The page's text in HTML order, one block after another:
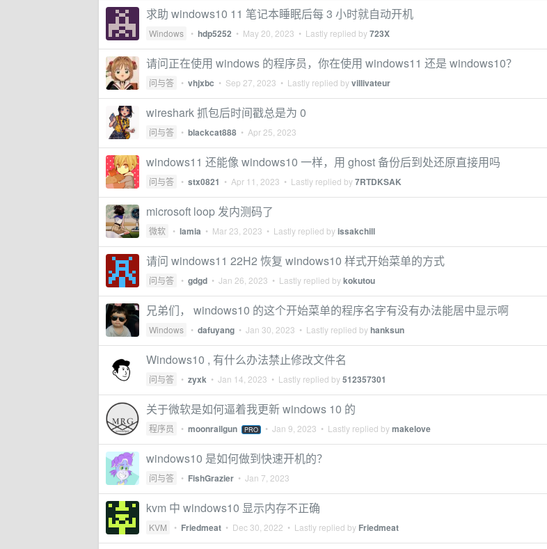
求助 windows10 11 笔记本睡眠后每 3 小时就自动开机
Windows • hdp5252 • May 20, 2023 • Lastly replied by723X
请问正在使用 windows 的程序员，你在使用 windows11 还是 windows10？
问与答 • vhjxbc • Sep 27, 2023 • Lastly replied byvillivateur
wireshark 抓包后时间戳总是为 0
问与答 • blackcat888 • Apr 25, 2023
windows11 还能像 windows10 一样，用 ghost 备份后到处还原直接用吗
问与答 • stx0821 • Apr 11, 2023 • Lastly replied by7RTDKSAK
microsoft loop 发内测码了
微软 • lamia • Mar 23, 2023 • Lastly replied byissakchill
请问 windows11 22H2 恢复 windows10 样式开始菜单的方式
问与答 • gdgd • Jan 26, 2023 • Lastly replied bykokutou
兄弟们， windows10 的这个开始菜单的程序名字有没有办法能居中显示啊
Windows • dafuyang • Jan 30, 2023 • Lastly replied byhanksun
Windows10 , 有什么办法禁止修改文件名
问与答 • zyxk • Jan 14, 2023 • Lastly replied by512357301
关于微软是如何逼着我更新 windows 10 的
程序员 • moonrailgun PRO • Jan 9, 2023 • Lastly replied bymakelove
windows10 是如何做到快速开机的？
问与答 • FishGrazier • Jan 7, 2023
kvm 中 windows10 显示内存不正确
KVM • Friedmeat • Dec 30, 2022 • Lastly replied by Friedmeat